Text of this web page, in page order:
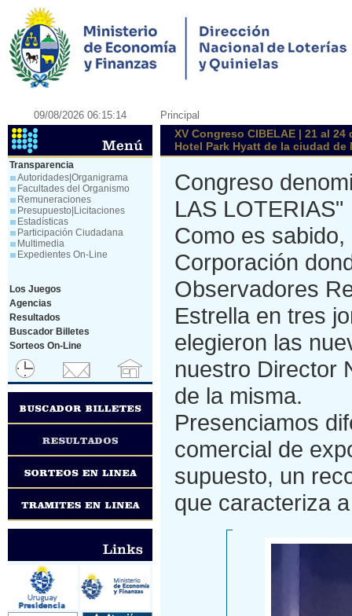
09/08/2026 06:15:14 Principal
Transparencia
Autoridades|Organigrama
Facultades del Organismo
Remuneraciones
Presupuesto|Licitaciones
Estadísticas
Participación Ciudadana
Multimedia
Expedientes On-Line
Los Juegos
Agencias
Resultados
Buscador Billetes
Sorteos On-Line
XV Congreso CIBELAE | 21 al 24
Hotel Park Hyatt de la ciudad de
Congreso
LAS LOTERIAS"
Como es
Corporación
Observadores
Estrella en tres
elegieron las
nuestro Director
de la misma.
Presenciamos
comercial de
supuesto, un
que caracteriza